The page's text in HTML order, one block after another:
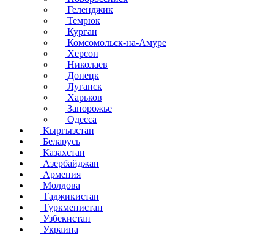
Геленджик
Темрюк
Курган
Комсомольск-на-Амуре
Херсон
Николаев
Донецк
Луганск
Харьков
Запорожье
Одесса
Кыргызстан
Беларусь
Казахстан
Азербайджан
Армения
Молдова
Таджикистан
Туркменистан
Узбекистан
Украина